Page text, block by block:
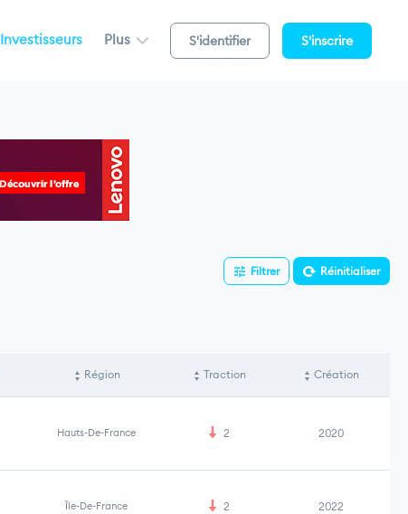
Investisseurs Plus S'identifier S'inscrire
Filtrer Réinitialiser
Région Traction Création
Hauts-De-France 2 2020
Île-De-France 2 2022